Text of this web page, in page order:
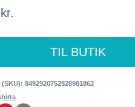
kr.
TIL BUTIK
(SKU):8492920752828981862